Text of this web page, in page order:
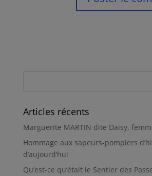
Articles récents
Marguerite MARTIN dite Daisy,
Hommage aux sapeurs-pompiers
d’aujourd’hui
Qu’est-ce qu’était le Sentier des